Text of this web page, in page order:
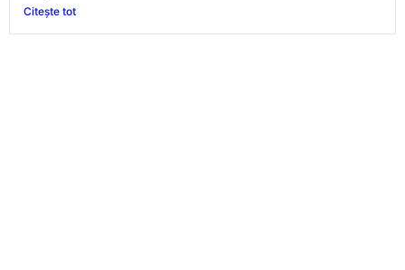
Citește tot